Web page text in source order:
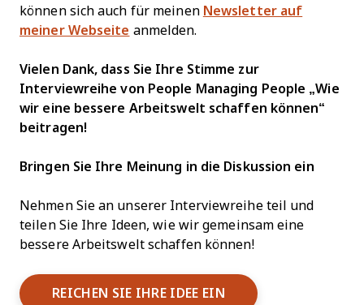
können sich auch für meinen Newsletter auf
meiner Webseite anmelden.
Vielen Dank, dass Sie Ihre Stimme zur
Interviewreihe von People Managing People „Wie
wir eine bessere Arbeitswelt schaffen können“
beitragen!
Bringen Sie Ihre Meinung in die Diskussion ein
Nehmen Sie an unserer Interviewreihe teil und
teilen Sie Ihre Ideen, wie wir gemeinsam eine
bessere Arbeitswelt schaffen können!
REICHEN SIE IHRE IDEE EIN